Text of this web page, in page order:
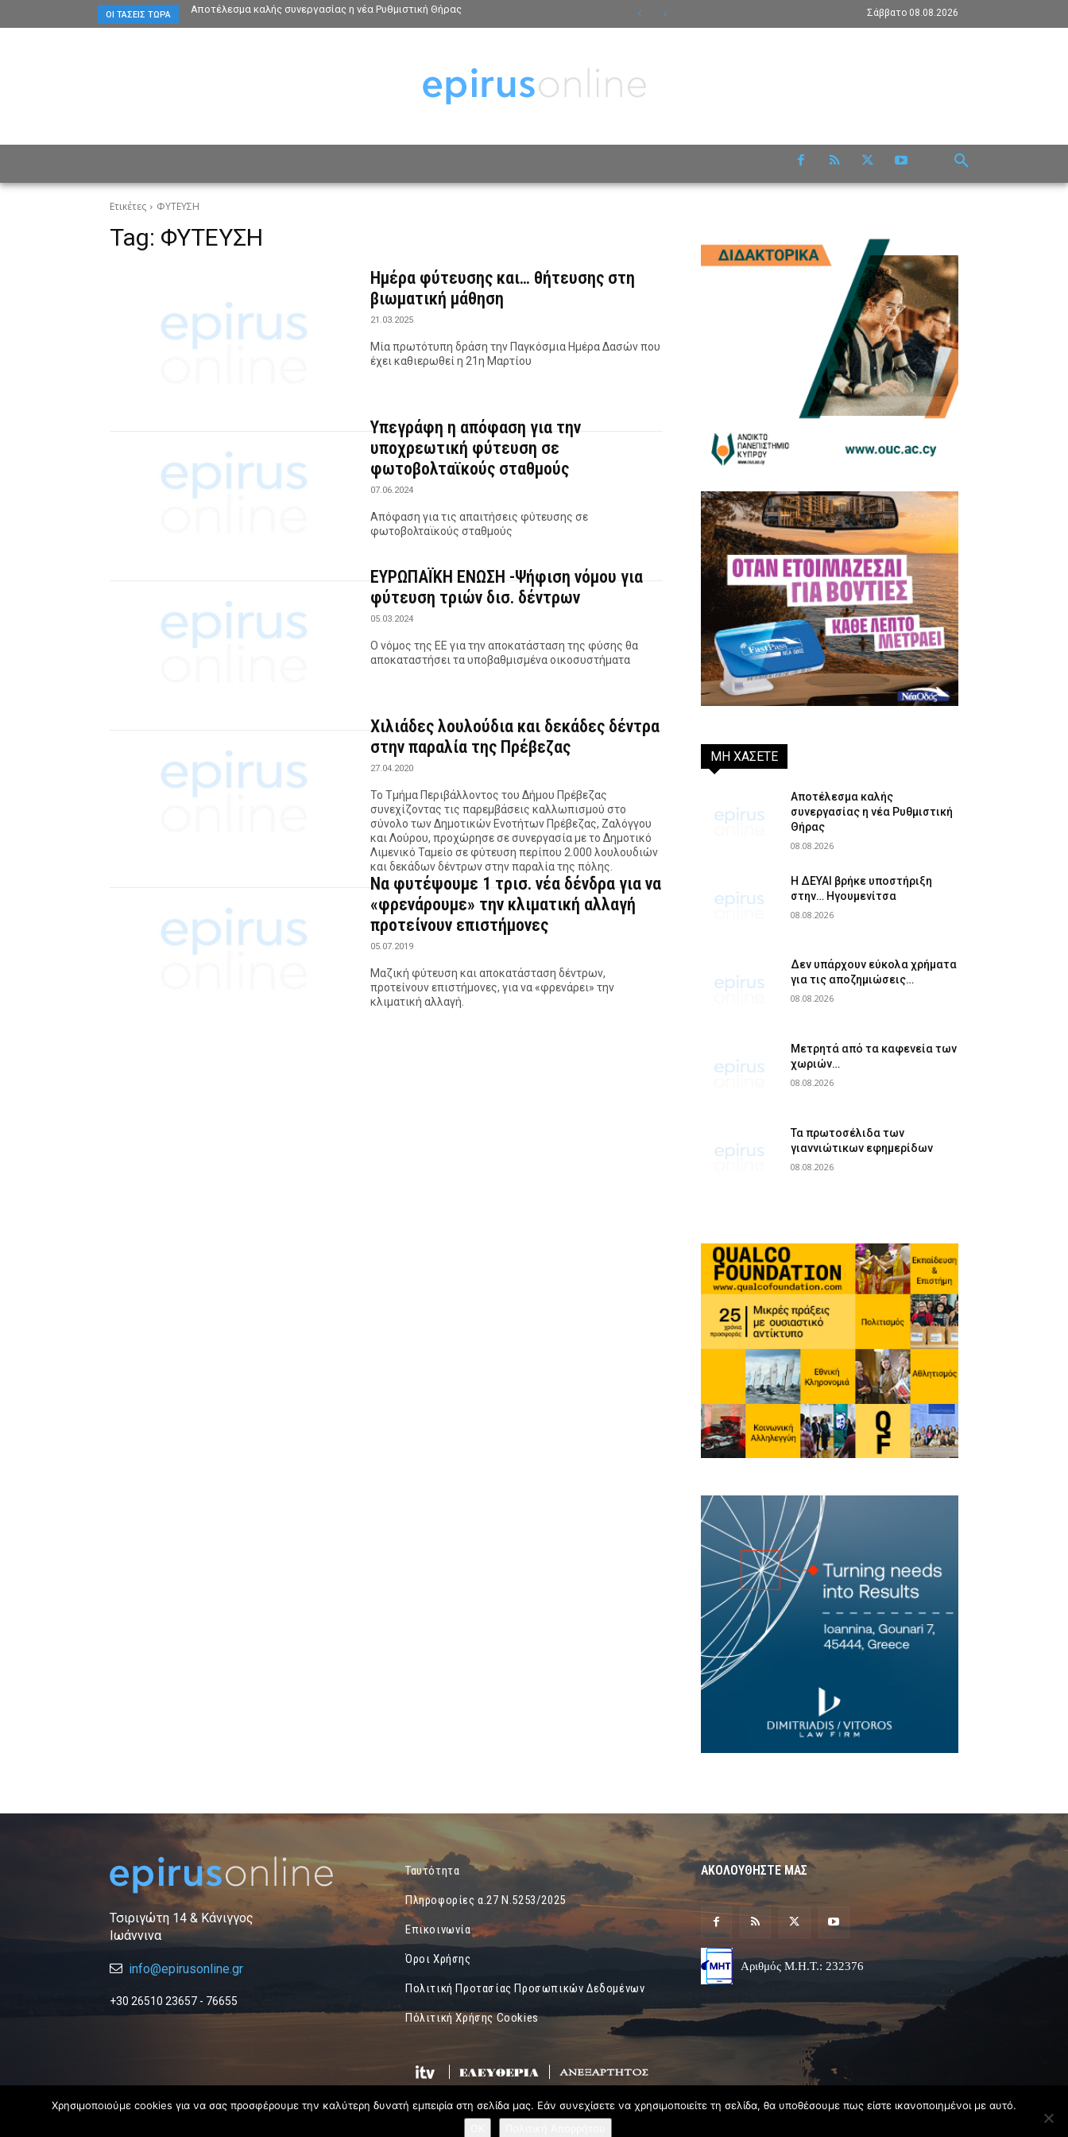
ΟΙ ΤΆΣΕΙΣ ΤΏΡΑ Αποτέλεσμα καλής συνεργασίας η νέα Ρυθμιστική Θήρας Σάββατο 08.08.2026
Ετικέτες ΦΥΤΕΥΣΗ
Tag: ΦΥΤΕΥΣΗ
Ημέρα φύτευσης και… θήτευσης στη
βιωματική μάθηση
21.03.2025
Μία πρωτότυπη δράση την Παγκόσμια Ημέρα Δασών που
έχει καθιερωθεί η 21η Μαρτίου
Υπεγράφη η απόφαση για την
υποχρεωτική φύτευση σε
φωτοβολταϊκούς σταθμούς
07.06.2024
Απόφαση για τις απαιτήσεις φύτευσης σε
φωτοβολταϊκούς σταθμούς
ΕΥΡΩΠΑΪΚΗ ΕΝΩΣΗ -Ψήφιση νόμου για
φύτευση τριών δισ. δέντρων
05.03.2024
Ο νόμος της ΕΕ για την αποκατάσταση της φύσης θα
αποκαταστήσει τα υποβαθμισμένα οικοσυστήματα
Χιλιάδες λουλούδια και δεκάδες δέντρα
στην παραλία της Πρέβεζας
27.04.2020
Το Τμήμα Περιβάλλοντος του Δήμου Πρέβεζας
συνεχίζοντας τις παρεμβάσεις καλλωπισμού στο
σύνολο των Δημοτικών Ενοτήτων Πρέβεζας, Ζαλόγγου
και Λούρου, προχώρησε σε συνεργασία με το Δημοτικό
Λιμενικό Ταμείο σε φύτευση περίπου 2.000 λουλουδιών
και δεκάδων δέντρων στην παραλία της πόλης.
Να φυτέψουμε 1 τρισ. νέα δένδρα για να
«φρενάρουμε» την κλιματική αλλαγή
προτείνουν επιστήμονες
05.07.2019
Μαζική φύτευση και αποκατάσταση δέντρων,
προτείνουν επιστήμονες, για να «φρενάρει» την
κλιματική αλλαγή.
ΜΗ ΧΑΣΕΤΕ
Αποτέλεσμα καλής
συνεργασίας η νέα Ρυθμιστική
Θήρας
08.08.2026
Η ΔΕΥΑΙ βρήκε υποστήριξη
στην… Ηγουμενίτσα
08.08.2026
Δεν υπάρχουν εύκολα χρήματα
για τις αποζημιώσεις…
08.08.2026
Μετρητά από τα καφενεία των
χωριών…
08.08.2026
Τα πρωτοσέλιδα των
γιαννιώτικων εφημερίδων
08.08.2026
Τσιριγώτη 14 & Κάνιγγος
Ιωάννινα
info@epirusonline.gr
+30 26510 23657 - 76655
Ταυτότητα
Πληροφορίες α.27 Ν.5253/2025
Επικοινωνία
Όροι Χρήσης
Πολιτική Προτασίας Προσωπικών Δεδομένων
Πόλιτική Χρήσης Cookies
ΑΚΟΛΟΥΘΗΣΤΕ ΜΑΣ
Αριθμός Μ.Η.Τ.: 232376
Χρησιμοποιούμε cookies για να σας προσφέρουμε την καλύτερη δυνατή εμπειρία στη σελίδα μας. Εάν συνεχίσετε να χρησιμοποιείτε τη σελίδα, θα υποθέσουμε πως είστε ικανοποιημένοι με αυτό.